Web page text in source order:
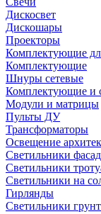
Дискосвет
Дискошары
Проекторы
Комплектующие
Комплектующие
Шнуры сетевые
Комплектующие и
Модули и матрицы
Пульты ДУ
Трансформаторы
Освещение
Светильники
Светильники
Светильники на
Гирлянды
Светильники